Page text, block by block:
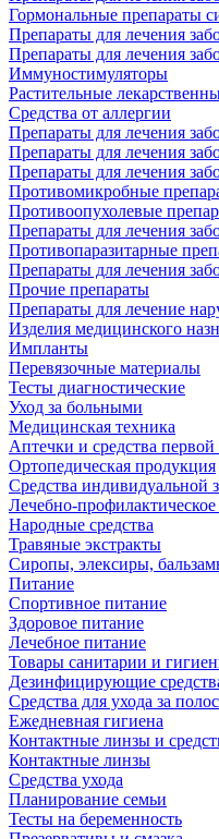
Гормональные препараты
Препараты для лечения
Препараты для лечения
Иммуностимуляторы
Растительные
Средства от аллергии
Препараты для лечения
Препараты для лечения
Препараты для лечения
Противомикробные
Противоопухолевые
Препараты для лечения
Противопаразитарные
Препараты для лечения
Прочие препараты
Препараты для лечение
Изделия медицинского
Импланты
Перевязочные материалы
Тесты диагностические
Уход за больными
Медицинская техника
Аптечки и средства
Ортопедическая продукция
Средства индивидуальной
Лечебно-профилактическое
Народные средства
Травяные экстракты
Сиропы, элексиры,
Питание
Спортивное питание
Здоровое питание
Лечебное питание
Товары санитарии и
Дезинфицирующие
Средства для ухода за
Ежедневная гигиена
Контактные линзы и
Контактные линзы
Средства ухода
Планирование семьи
Тесты на беременность